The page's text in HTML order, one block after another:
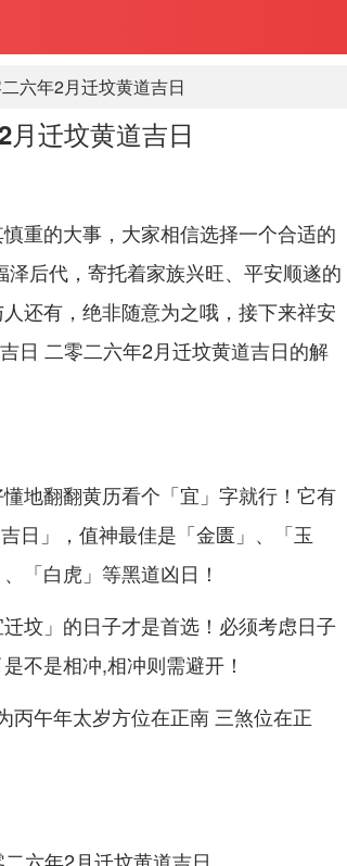
六年2月迁坟黄道吉日
迁坟黄道吉日
重的大事，大家相信选择一个合适的
后代，寄托着家族兴旺、平安顺遂的
还有，绝非随意为之哦，接下来祥安
日 二零二六年2月迁坟黄道吉日的解
地翻翻黄历看个「宜」字就行！它有
日」，值神最佳是「金匮」、「玉
「白虎」等黑道凶日！
坟」的日子才是首选！必须考虑日子
不是相冲,相冲则需避开！
丙午年太岁方位在正南 三煞位在正